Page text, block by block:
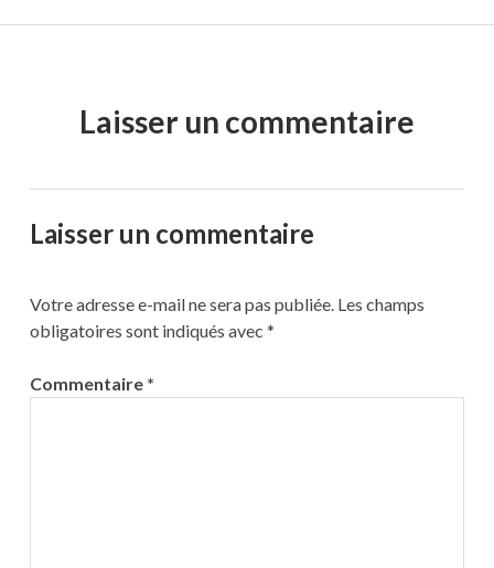
Laisser un commentaire
Laisser un commentaire
Votre adresse e-mail ne sera pas publiée. Les champs
obligatoires sont indiqués avec *
Commentaire *